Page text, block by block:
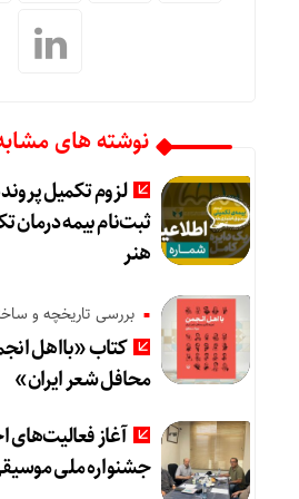
نوشته های
لزوم تکمیل
ثبت‌نام بیمه درمان
هنر
بررسی تاریخچه و
کتاب «بااهل
محافل شعر ایران»
آغاز فعالیت‌های
جشنواره ملی